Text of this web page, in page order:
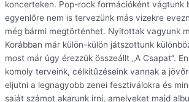
koncerteken. Pop-rock formációként vágtunk
egyenlőre nem is tervezünk más vizekre
még bármi megtörténhet. Nyitottak vagyunk
Korábban már külön-külön játszottunk
most már úgy érezzük összeállt „A Csapat”.
komoly terveink, célkitűzéseink vannak a
eljutni a legnagyobb zenei fesztiválokra és
saját számot akarunk írni, amelyeket majd